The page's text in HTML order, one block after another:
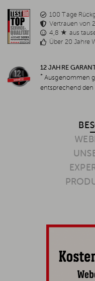
100 Tage
Vertrauen von
4,8 ★ aus
Über 20 Jahre
12 JAHRE
* Ausgenommen
entsprechend